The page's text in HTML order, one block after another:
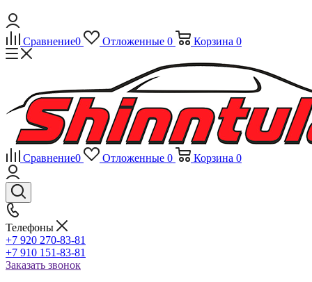
Сравнение0 Отложенные 0 Корзина 0
Сравнение0 Отложенные 0 Корзина 0
Телефоны
+7 920 270-83-81
+7 910 151-83-81
Заказать звонок